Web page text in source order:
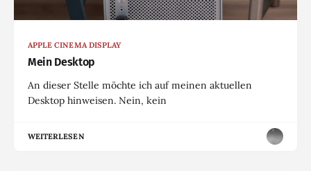
APPLE CINEMA DISPLAY
Mein Desktop
An dieser Stelle möchte ich auf meinen aktuellen
Desktop hinweisen. Nein, kein
WEITERLESEN